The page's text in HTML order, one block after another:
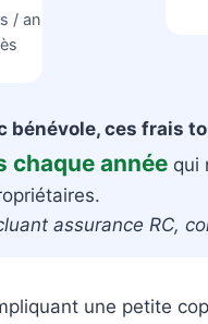
/ an
bénévole, ces frais
chaque année qui
assurance RC,
une petite